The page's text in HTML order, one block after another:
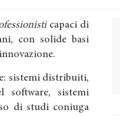
capaci di
con solide basi
sistemi distribuiti,
software, sistemi
di studi coniuga